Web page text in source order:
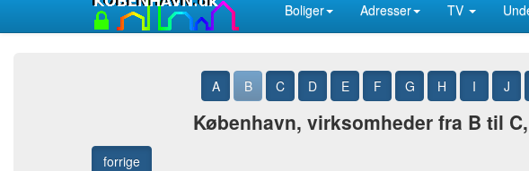
Boliger Adresser TV
A B C D E F G H I J
København, virksomheder fra B til
forrige